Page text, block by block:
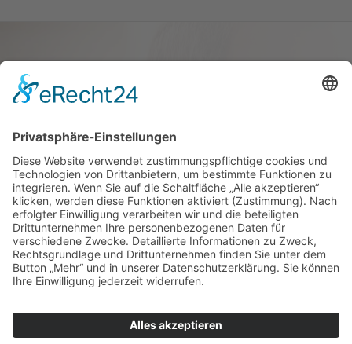
verkaufen und darin
wohnen bleiben
Verkaufen Sie Ihr Haus oder Ihre
Eigen­tums­woh­nung und bleiben Sie
darin wohnen.
Jetzt Ermittlung starten »